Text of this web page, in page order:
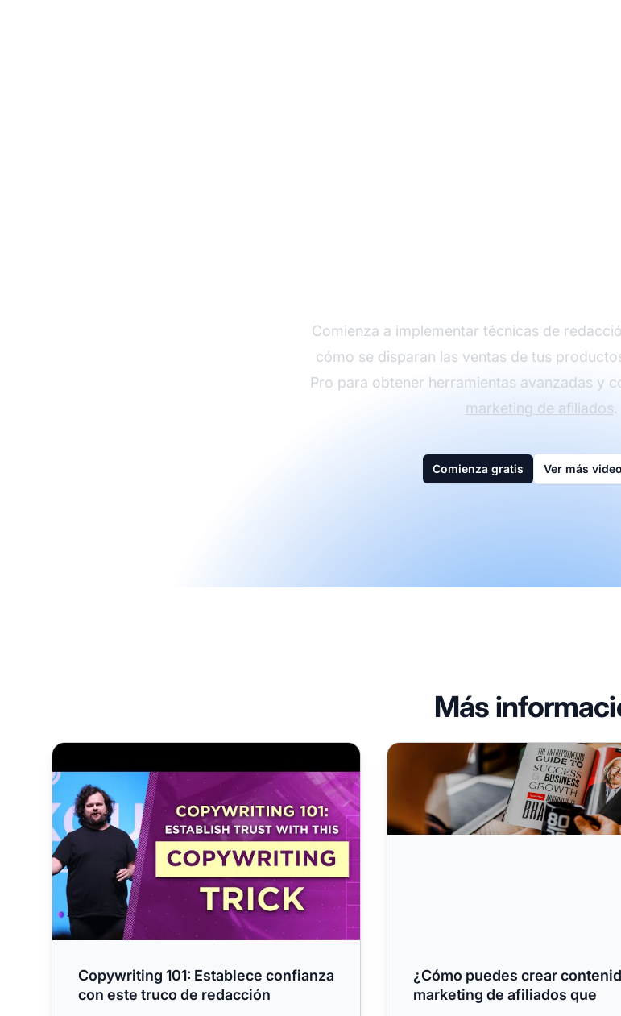
Comienza a implementar técnicas de
cómo se disparan las ventas de tus
Pro para obtener herramientas avanzadas y
marketing de afiliados.
Comienza gratis Ver más
Más
Copywriting 101: Establece confianza con este truco de redacción
Copywriting 101: Establece confianza
con este truco de redacción
¿Cómo puedes crear contenido de
¿Cómo puedes crear
marketing de afiliados que